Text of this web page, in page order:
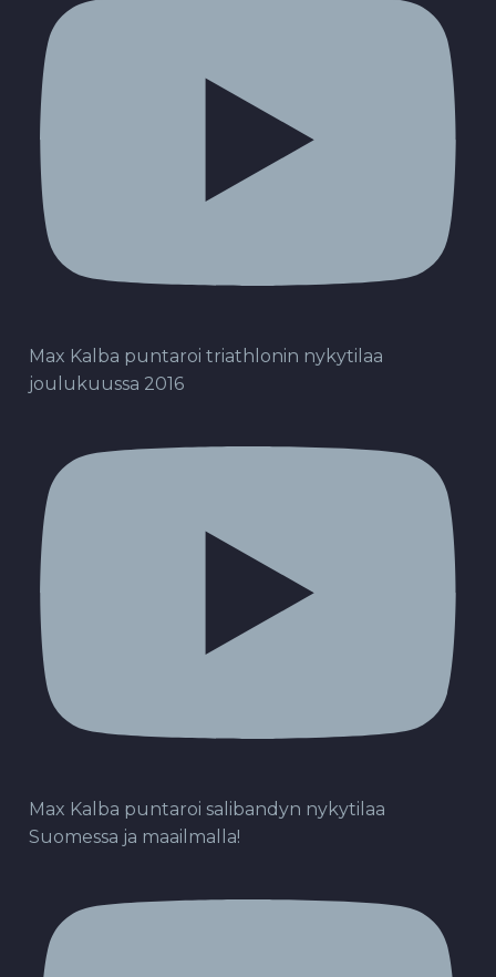
Max Kalba puntaroi triathlonin nykytilaa
joulukuussa 2016
Max Kalba puntaroi salibandyn nykytilaa
Suomessa ja maailmalla!